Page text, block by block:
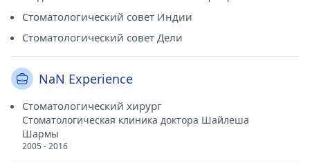
Стоматологический совет Индии
Стоматологический совет Дели
NaN Experience
Стоматологический хирург
Стоматологическая клиника доктора Шайлеша
Шармы
2005 - 2016